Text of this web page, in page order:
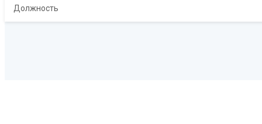
Должность